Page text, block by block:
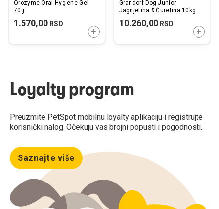
Orozyme Oral Hygiene Gel
70g
1.570,00 RSD
DODAJTE U KORPU
Grandorf Dog Junior
Jagnjetina & Ćuretina 10kg
10.260,00RSD
Loyalty program
Preuzmite PetSpot mobilnu loyalty aplikaciju i registrujte
korisnički nalog. Očekuju vas brojni popusti i pogodnosti.
Saznajte više